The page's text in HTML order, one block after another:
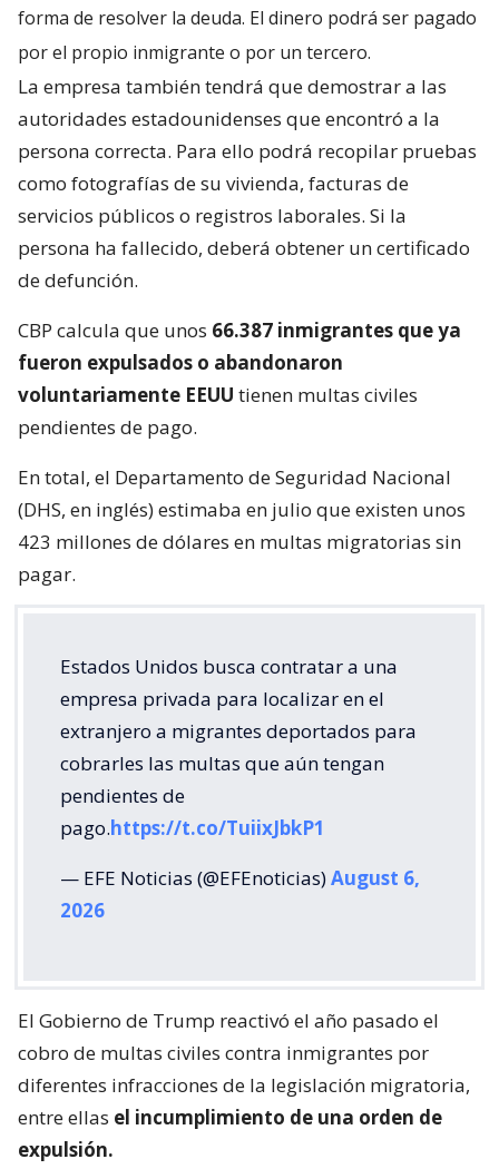
forma de resolver la deuda. El dinero podrá ser pagado
por el propio inmigrante o por un tercero.
La empresa también tendrá que demostrar a las
autoridades estadounidenses que encontró a la
persona correcta. Para ello podrá recopilar pruebas
como fotografías de su vivienda, facturas de
servicios públicos o registros laborales. Si la
persona ha fallecido, deberá obtener un certificado
de defunción.
CBP calcula que unos 66.387 inmigrantes que ya
fueron expulsados o abandonaron
voluntariamente EEUU tienen multas civiles
pendientes de pago.
En total, el Departamento de Seguridad Nacional
(DHS, en inglés) estimaba en julio que existen unos
423 millones de dólares en multas migratorias sin
pagar.
Estados Unidos busca contratar a una
empresa privada para localizar en el
extranjero a migrantes deportados para
cobrarles las multas que aún tengan
pendientes de
pago.https://t.co/TuiixJbkP1
— EFE Noticias (@EFEnoticias)August 6,
2026
El Gobierno de Trump reactivó el año pasado el
cobro de multas civiles contra inmigrantes por
diferentes infracciones de la legislación migratoria,
entre ellas el incumplimiento de una orden de
expulsión.